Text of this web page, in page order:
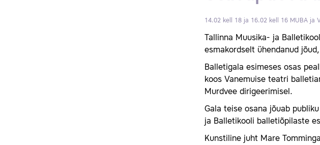
14.02 kell 18 ja 16.02 kell 16 MUBA ja
Tallinna Muusika- ja
esmakordselt ühendanud
Balletigala esimeses osas
koos Vanemuise teatri
Murdvee dirigeerimisel.
Gala teise osana jõuab
ja Balletikooli balletiõpilaste
Kunstiline juht Mare